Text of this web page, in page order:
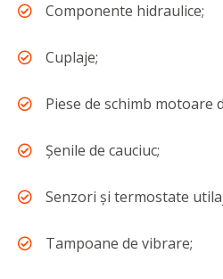
Componente hidraulice;
Cuplaje;
Piese de schimb motoare
Șenile de cauciuc;
Senzori și termostate
Tampoane de vibrare;